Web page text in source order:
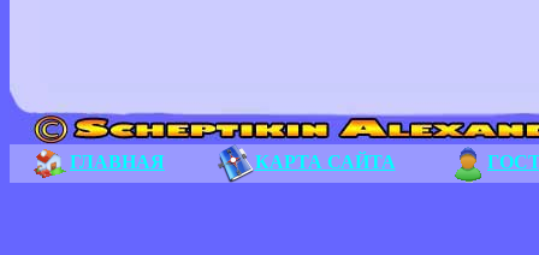
ГЛАВНАЯ КАРТА САЙТА